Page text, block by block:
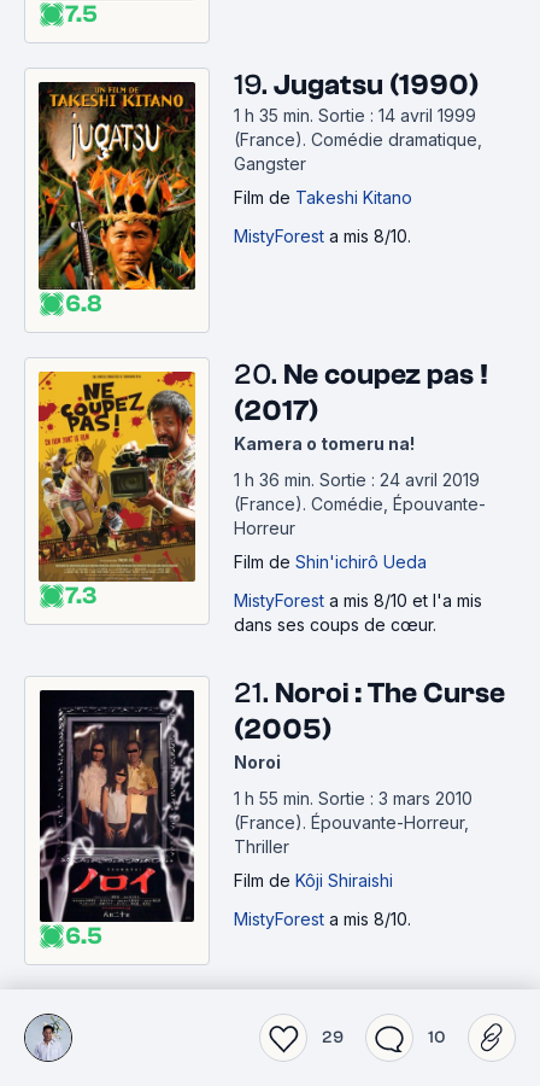
7.5
6.8
19. Jugatsu (1990)
1 h 35 min. Sortie : 14 avril 1999
(France). Comédie dramatique,
Gangster
Film de Takeshi Kitano
MistyForest a mis 8/10.
7.3
20. Ne coupez pas !
(2017)
Kamera o tomeru na!
1 h 36 min. Sortie : 24 avril 2019
(France). Comédie, Épouvante-
Horreur
Film de Shin'ichirô Ueda
MistyForest a mis 8/10 et l'a mis
dans ses coups de cœur.
6.5
21. Noroi : The Curse
(2005)
Noroi
1 h 55 min. Sortie : 3 mars 2010
(France). Épouvante-Horreur,
Thriller
Film de Kôji Shiraishi
MistyForest a mis 8/10.
22.Mayonaka no
shôtaijô (1981)
29 10